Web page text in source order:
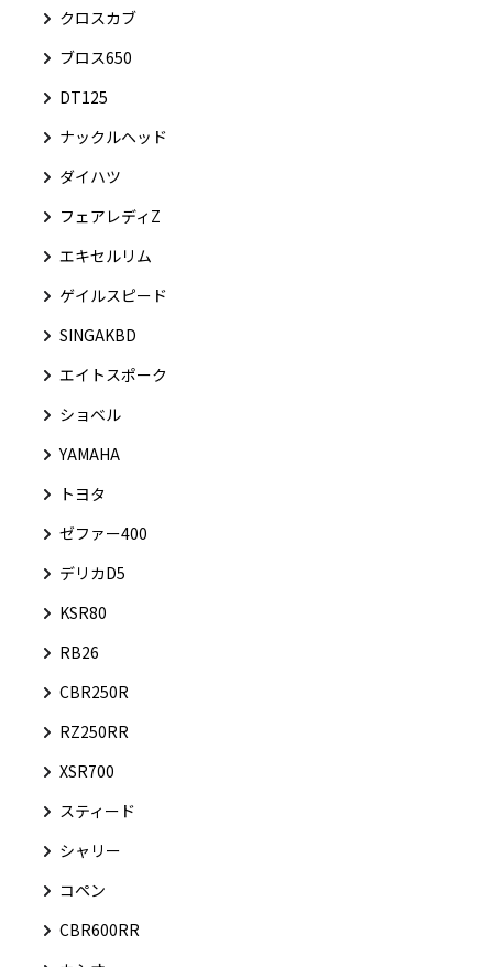
クロスカブ
ブロス650
DT125
ナックルヘッド
ダイハツ
フェアレディZ
エキセルリム
ゲイルスピード
SINGAKBD
エイトスポーク
ショベル
YAMAHA
トヨタ
ゼファー400
デリカD5
KSR80
RB26
CBR250R
RZ250RR
XSR700
スティード
シャリー
コペン
CBR600RR